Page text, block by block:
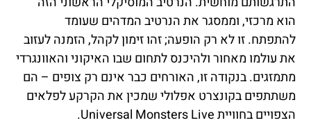
הוא מרכזי, וממסגר את הנרטיב המדהים שעומד
להתפתח. זו לא רק הופעה; זהו זימון לקהל, הזמנה לעזוב
את עולמו מאחור ולהיכנס לתחום שבו האיקוני והאוונגרדי
מתמזגים. בנקודה זו, האורחים כבר אינם רק צופים – הם
משתתפים בקונצרט אפלולי שמכין את הקרקע לפלאים
הצפויים בחוויית Universal Monsters Live.